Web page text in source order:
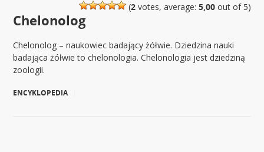
(2votes, average: 5,00out of 5)
Chelonolog
Chelonolog – naukowiec badający żółwie. Dziedzina nauki
badająca żółwie to chelonologia. Chelonologia jest dziedziną
zoologii.
ENCYKLOPEDIA